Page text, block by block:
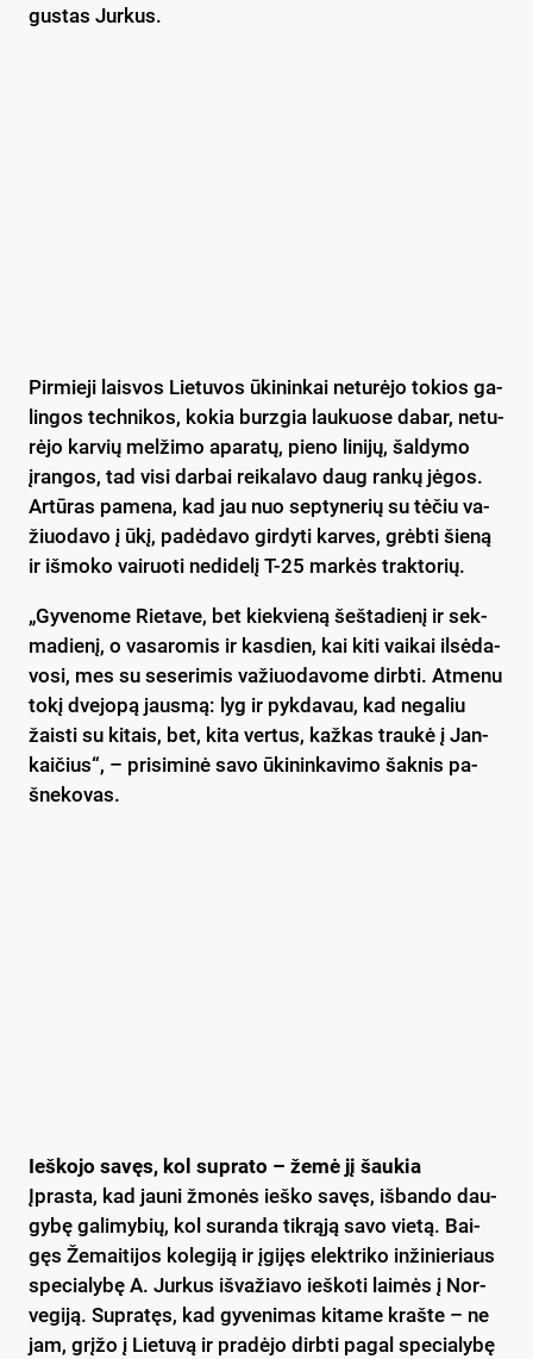
gus­tas Jur­kus.
Pir­mie­ji lais­vos Lie­tu­vos ūki­nin­kai ne­tu­rė­jo to­kios ga­
lin­gos tech­ni­kos, ko­kia burz­gia lau­kuo­se da­bar, ne­tu­
rė­jo kar­vių mel­ži­mo apa­ra­tų, pie­no li­ni­jų, šal­dy­mo
įran­gos, tad vi­si dar­bai rei­ka­la­vo daug ran­kų jė­gos.
Ar­tū­ras pa­me­na, kad jau nuo sep­ty­ne­rių su tė­čiu va­
žiuo­da­vo į ūkį, pa­dė­da­vo gir­dy­ti kar­ves, grėb­ti šie­ną
ir iš­mo­ko vai­ruo­ti ne­di­de­lį T-25 mar­kės trak­to­rių.
„Gy­ve­no­me Rie­ta­ve, bet kiek­vie­ną šeš­ta­die­nį ir sek­
ma­die­nį, o va­sa­ro­mis ir kas­dien, kai ki­ti vai­kai il­sė­da­
vo­si, mes su se­se­ri­mis va­žiuo­da­vo­me dirb­ti. At­me­nu
to­kį dve­jo­pą jaus­mą: lyg ir pyk­da­vau, kad ne­ga­liu
žais­ti su ki­tais, bet, ki­ta ver­tus, kaž­kas trau­kė į Jan­
kai­čius“, – pri­si­mi­nė sa­vo ūki­nin­ka­vi­mo šak­nis pa­
šne­ko­vas.
Ieš­ko­jo sa­vęs, kol su­pra­to – že­mė jį šau­kia
Įp­ras­ta, kad jau­ni žmo­nės ieš­ko sa­vęs, iš­ban­do dau­
gy­bę ga­li­my­bių, kol su­ran­da tik­rą­ją sa­vo vie­tą. Bai­
gęs Že­mai­ti­jos ko­le­gi­ją ir įgi­jęs elekt­ri­ko in­ži­nie­riaus
spe­cia­ly­bę A. Jur­kus iš­va­žia­vo ieš­ko­ti lai­mės į Nor­
ve­gi­ją. Sup­ra­tęs, kad gy­ve­ni­mas ki­ta­me kraš­te – ne
jam, grį­žo į Lie­tu­vą ir pra­dė­jo dirb­ti pa­gal spe­cia­ly­bę